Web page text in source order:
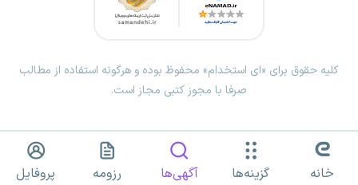
کلیه حقوق برای «ای استخدام» محفوظ بوده و هرگونه استفاده از مطالب
صرفا با مجوز کتبی مجاز است.
خانه گزینه‌ها آگهی‌ها رزومه پروفایل